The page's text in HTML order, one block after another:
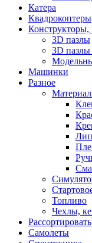
Катера
Квадрокоптеры
Конструкторы,
3D пазлы
3D пазлы
Машинки
Разное
Топливо
Чехлы,
Рассортировать
Самолеты